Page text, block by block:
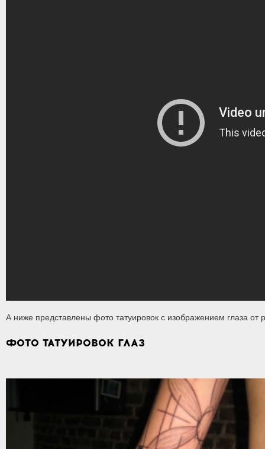
А ниже представлены фото татуировок с изображением глаза от
ФОТО ТАТУИРОВОК ГЛАЗ